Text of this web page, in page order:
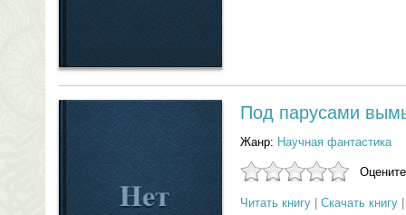
Под парусами
Жанр: Научная фантастика
Читать книгу Скачать книгу